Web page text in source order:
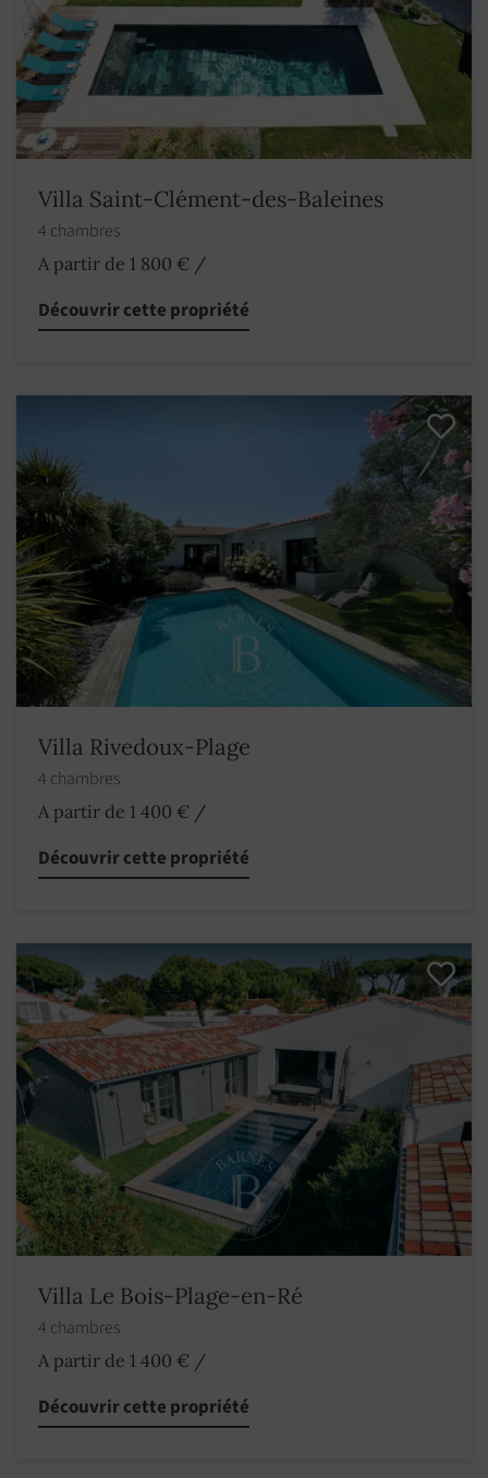
Villa Saint-Clément-des-Baleines
4 chambres
A partir de 1 800 € /
Découvrir cette propriété
Villa Rivedoux-Plage
4 chambres
A partir de 1 400 € /
Découvrir cette propriété
Villa Le Bois-Plage-en-Ré
4 chambres
A partir de 1 400 € /
Découvrir cette propriété